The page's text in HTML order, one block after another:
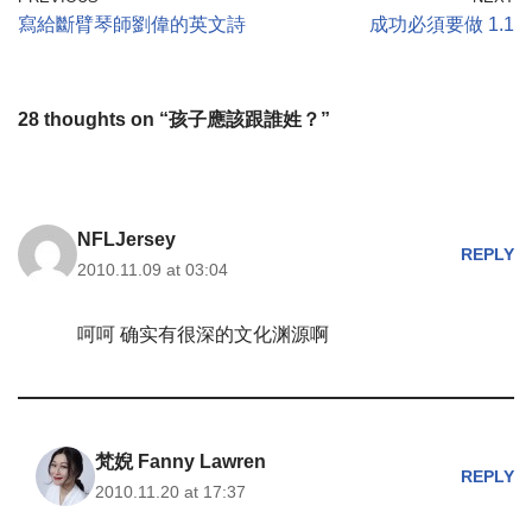
寫給斷臂琴師劉偉的英文詩 成功必須要做 1.1
28 thoughts on “孩子應該跟誰姓？”
NFLJersey
2010.11.09 at 03:04
REPLY
呵呵 确实有很深的文化渊源啊
梵婗 Fanny Lawren
2010.11.20 at 17:37
REPLY